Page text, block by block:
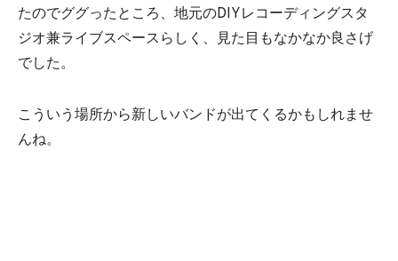
たのでググったところ、地元のDIYレコーディングスタ
ジオ兼ライブスペースらしく、見た目もなかなか良さげ
でした。
こういう場所から新しいバンドが出てくるかもしれませ
んね。